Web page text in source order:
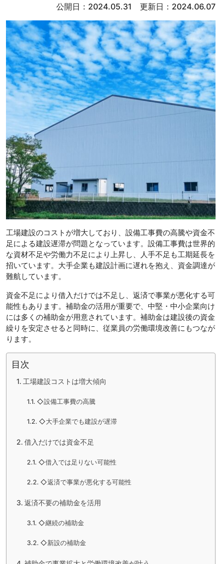
公開日：2024.05.31 更新日：2024.06.07
工場建設のコストが増大しており、設備工事費の高騰や資金不
足による建設遅滞が問題となっています。設備工事費は世界的
な資材不足や労働力不足により上昇し、人手不足も工期延長を
招いています。大手企業も建設計画に遅れを抱え、資金調達が
難航しています。
資金不足により借入だけでは不足し、返済で事業が悪化する可
能性もあります。補助金の活用が重要で、中堅・中小企業向け
には多くの補助金が用意されています。補助金は建設後の資金
繰りを安定させると同時に、従業員の労働環境改善にもつなが
ります。
目次
工場建設コストは増大傾向
◇設備工事費の高騰
◇大手企業でも建設が遅滞
借入だけでは資金不足
◇借入では足りない可能性
◇返済で事業が悪化する可能性
返済不要の補助金を活用
◇継続の補助金
◇新設の補助金